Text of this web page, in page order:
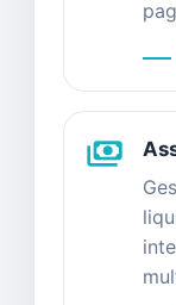
payments